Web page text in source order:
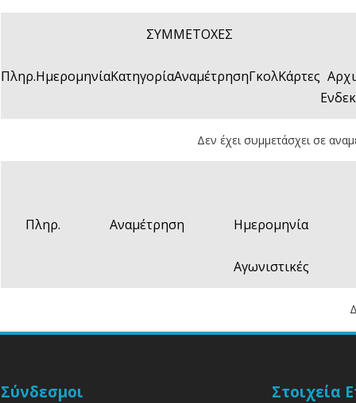
ΣΥΜΜΕΤΟΧΕΣ
Πληρ.ΗμερομηνίαΚατηγορίαΑναμέτρησηΓκολΚάρτες
Δεν έχει συμμετάσχει σε
Πληρ. Αναμέτρηση Ημερομηνία
Αγωνιστικές
Σύνδεσμοι Στοιχεία